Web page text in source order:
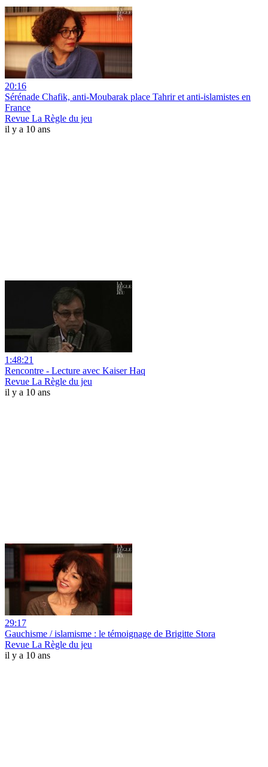
20:16
Sérénade Chafik, anti-Moubarak place Tahrir et anti-islamistes en
France
Revue La Règle du jeu
il y a 10 ans
1:48:21
Rencontre - Lecture avec Kaiser Haq
Revue La Règle du jeu
il y a 10 ans
29:17
Gauchisme / islamisme : le témoignage de Brigitte Stora
Revue La Règle du jeu
il y a 10 ans